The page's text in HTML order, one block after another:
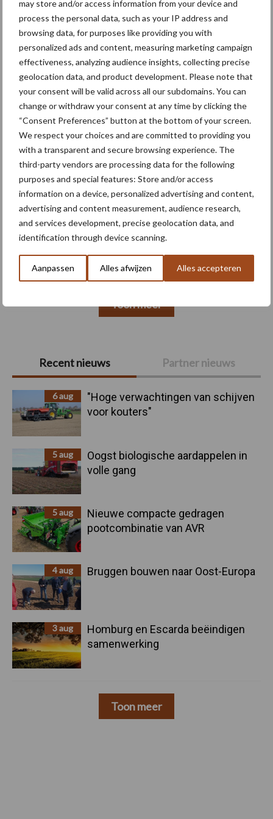
may store and/or access information from your device and
process the personal data, such as your IP address and
browsing data, for purposes like providing you with
personalized ads and content, measuring marketing campaign
effectiveness, analyzing audience insights, collecting precise
geolocation data, and product development. Please note that
your consent will be valid across all our subdomains. You can
change or withdraw your consent at any time by clicking the
“Consent Preferences” button at the bottom of your screen.
We respect your choices and are committed to providing you
with a transparent and secure browsing experience. The
third-party vendors are processing data for the following
purposes and special features: Store and/or access
information on a device, personalized advertising and content,
advertising and content measurement, audience research,
and services development, precise geolocation data, and
identification through device scanning.
Aanpassen Alles afwijzen Alles accepteren
Primaire
Sidebar
Recent nieuws Partner nieuws
6 aug
"Hoge verwachtingen van schijven
voor kouters"
5 aug
Oogst biologische aardappelen in
volle gang
5 aug
Nieuwe compacte gedragen
pootcombinatie van AVR
4 aug Bruggen bouwen naar Oost-Europa
3 aug
Homburg en Escarda beëindigen
samenwerking
Toon meer
Agrarische grondprijs stijgt
in tweede kwartaal naar
108.500 euro per hectare
Themapagina's
Machines Duurzaamheid
Kunstmeststrooier Pootmachine
Toon meer